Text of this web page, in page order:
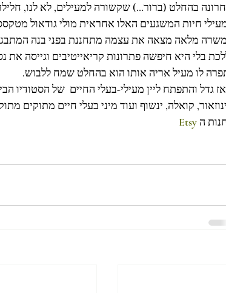
בהחלט (ברור…) שקשורה למעילים, לא לנו,
חיות המשגעים האלו אחראית מולי גודאול
מלאה מצאה את עצמה מתחננת בפני בנה
בלי היא חיפשה פתרונות קריאייטיבים וגייסה את
לו מעיל אריה אותו הוא בהחלט שמח ללבוש.
גדל והתפתח ליין מעילי-בעלי החיים  של הסטודיו
קואלה, ינשוף ועוד מיני בעלי חיים מתוקים
ה Etsy